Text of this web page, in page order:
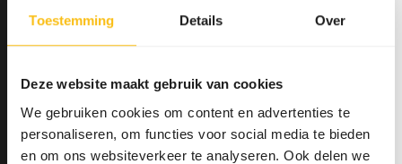
Toestemming Details Over
Deze website maakt gebruik van cookies
We gebruiken cookies om content en advertenties te
personaliseren, om functies voor social media te bieden
en om ons websiteverkeer te analyseren. Ook delen we